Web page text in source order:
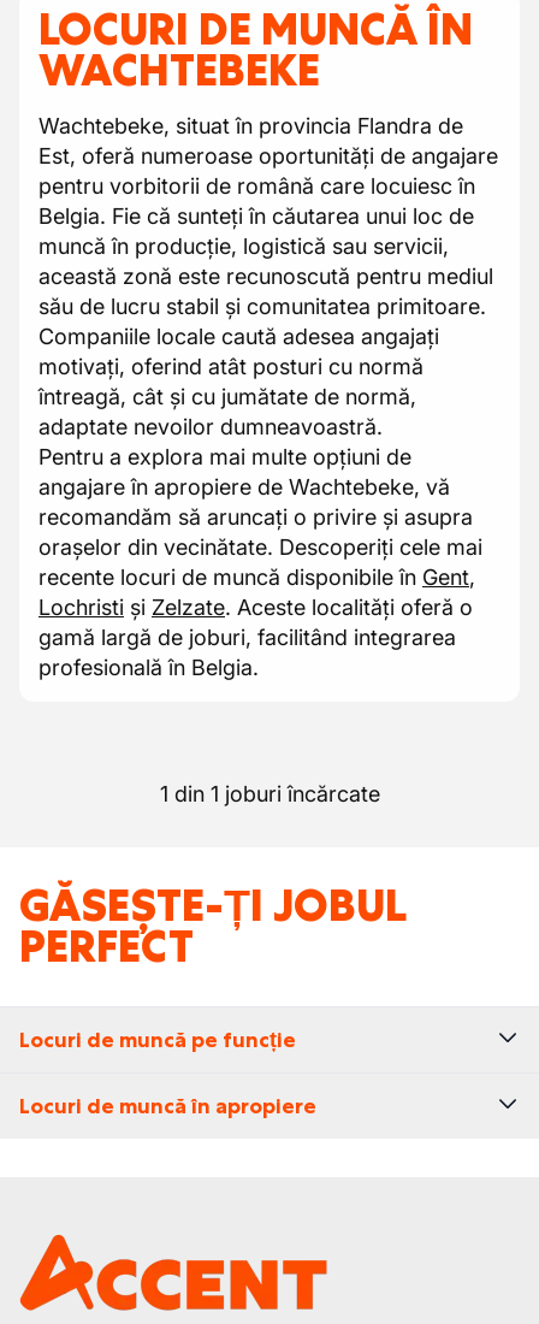
LOCURI DE MUNCĂ ÎN
WACHTEBEKE
Wachtebeke, situat în provincia Flandra de
Est, oferă numeroase oportunități de angajare
pentru vorbitorii de română care locuiesc în
Belgia. Fie că sunteți în căutarea unui loc de
muncă în producție, logistică sau servicii,
această zonă este recunoscută pentru mediul
său de lucru stabil și comunitatea primitoare.
Companiile locale caută adesea angajați
motivați, oferind atât posturi cu normă
întreagă, cât și cu jumătate de normă,
adaptate nevoilor dumneavoastră.
Pentru a explora mai multe opțiuni de
angajare în apropiere de Wachtebeke, vă
recomandăm să aruncați o privire și asupra
orașelor din vecinătate. Descoperiți cele mai
recente locuri de muncă disponibile în Gent,
Lochristi și Zelzate. Aceste localități oferă o
gamă largă de joburi, facilitând integrarea
profesională în Belgia.
1 din 1 joburi încărcate
GĂSEȘTE-ȚI JOBUL
PERFECT
Locuri de muncă pe funcție
Locuri de muncă în apropiere